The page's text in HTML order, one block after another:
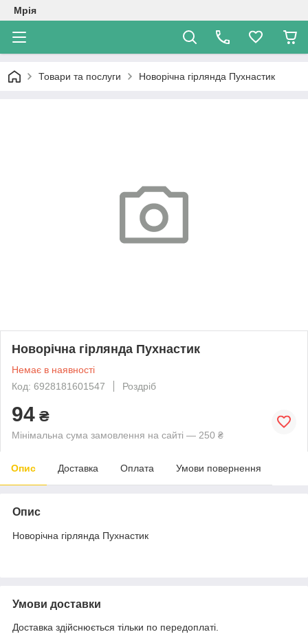
Мрія
Товари та послуги Новорічна гірлянда Пухнастик
Новорічна гірлянда Пухнастик
Немає в наявності
Код: 6928181601547
Роздріб
94 ₴
Мінімальна сума замовлення на сайті — 250 ₴
Опис Доставка Оплата Умови повернення
Опис
Новорічна гірлянда Пухнастик
Умови доставки
Доставка здійснюється тільки по передоплаті.